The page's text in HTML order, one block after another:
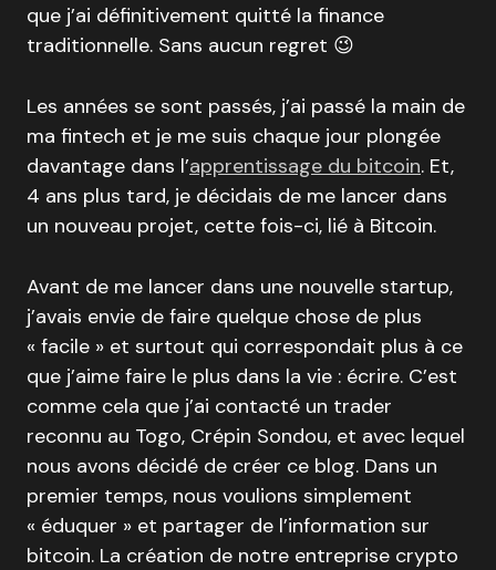
que j’ai définitivement quitté la finance
traditionnelle. Sans aucun regret 😉
Les années se sont passés, j’ai passé la main de
ma fintech et je me suis chaque jour plongée
davantage dans l’apprentissage du bitcoin. Et,
4 ans plus tard, je décidais de me lancer dans
un nouveau projet, cette fois-ci, lié à Bitcoin.
Avant de me lancer dans une nouvelle startup,
j’avais envie de faire quelque chose de plus
« facile » et surtout qui correspondait plus à ce
que j’aime faire le plus dans la vie : écrire. C’est
comme cela que j’ai contacté un trader
reconnu au Togo, Crépin Sondou, et avec lequel
nous avons décidé de créer ce blog. Dans un
premier temps, nous voulions simplement
« éduquer » et partager de l’information sur
bitcoin. La création de notre entreprise crypto